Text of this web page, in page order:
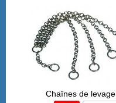
Chaînes de levage